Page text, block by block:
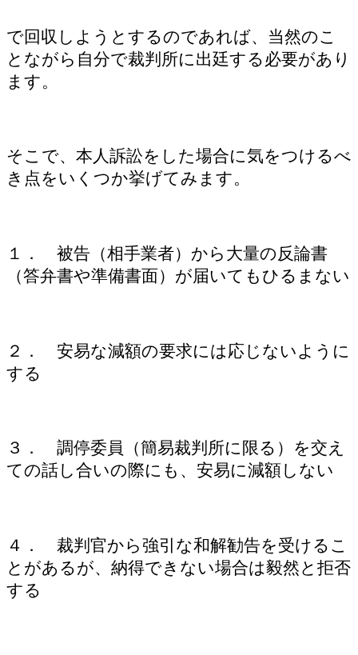
で回収しようとするのであれば、当然のこ
とながら自分で裁判所に出廷する必要があり
ます。
そこで、本人訴訟をした場合に気をつけるべ
き点をいくつか挙げてみます。
１． 被告（相手業者）から大量の反論書
（答弁書や準備書面）が届いてもひるまない
２． 安易な減額の要求には応じないように
する
３． 調停委員（簡易裁判所に限る）を交え
ての話し合いの際にも、安易に減額しない
４． 裁判官から強引な和解勧告を受けるこ
とがあるが、納得できない場合は毅然と拒否
する